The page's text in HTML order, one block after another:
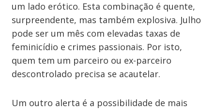
um lado erótico. Esta combinação é quente,
surpreendente, mas também explosiva. Julho
pode ser um mês com elevadas taxas de
feminicídio e crimes passionais. Por isto,
quem tem um parceiro ou ex-parceiro
descontrolado precisa se acautelar.
Um outro alerta é a possibilidade de mais